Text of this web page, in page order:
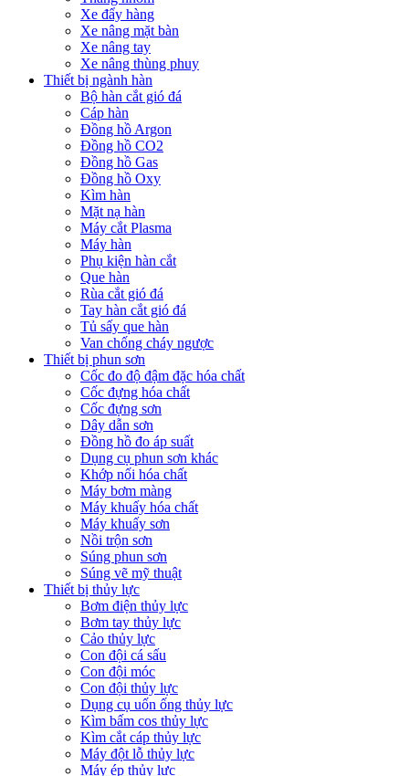
Xe đẩy hàng
Xe nâng mặt bàn
Xe nâng tay
Xe nâng thùng phuy
Thiết bị ngành hàn
Bộ hàn cắt gió đá
Cáp hàn
Đồng hồ Argon
Đồng hồ CO2
Đồng hồ Gas
Đồng hồ Oxy
Kìm hàn
Mặt nạ hàn
Máy cắt Plasma
Máy hàn
Phụ kiện hàn cắt
Que hàn
Rùa cắt gió đá
Tay hàn cắt gió đá
Tủ sấy que hàn
Van chống cháy ngược
Thiết bị phun sơn
Cốc đo độ đậm đặc hóa chất
Cốc đựng hóa chất
Cốc đựng sơn
Dây dẫn sơn
Đồng hồ đo áp suất
Dụng cụ phun sơn khác
Khớp nối hóa chất
Máy bơm màng
Máy khuấy hóa chất
Máy khuấy sơn
Nồi trộn sơn
Súng phun sơn
Súng vẽ mỹ thuật
Thiết bị thủy lực
Bơm điện thủy lực
Bơm tay thủy lực
Cảo thủy lực
Con đội cá sấu
Con đội móc
Con đội thủy lực
Dụng cụ uốn ống thủy lực
Kìm bấm cos thủy lực
Kìm cắt cáp thủy lực
Máy đột lỗ thủy lực
Máy ép thủy lực